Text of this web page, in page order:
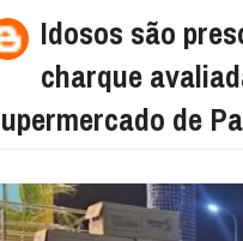
Idosos são
charque
de